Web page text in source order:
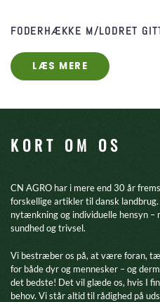
FODERHÆKKE M/LODRET
LÆS MERE
KORT OM OS
CN AGRO har i mere end 30 år
forskellige artikler til dansk
nytænkning og individuelle hensyn –
sundhed og trivsel.
​Vi bestræber os på, at være foran,
for både dyr og mennesker – og
det bedste! Det vil glæde os, hvis I
behov. Vi står altid til rådighed på